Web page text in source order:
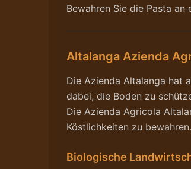
Bewahren Sie die Pasta an
Altalanga Azienda
Die Azienda Altalanga hat
dabei, die Boden zu
Die Azienda Agricola
Köstlichkeiten zu bewahren.
Biologische